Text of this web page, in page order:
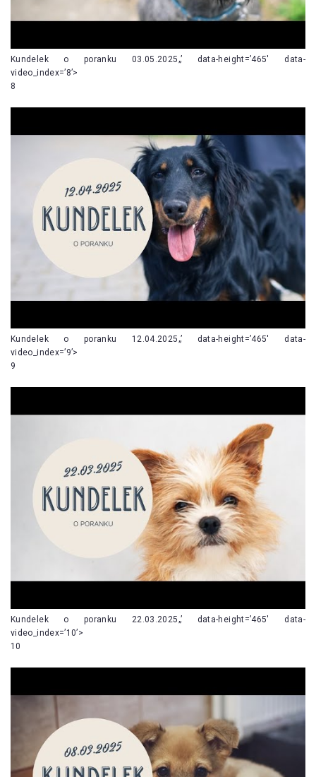
Kundelek o poranku 03.05.2025„’ data-height=’465′ data-
video_index=’8’>
8
Kundelek o poranku 12.04.2025„’ data-height=’465′ data-
video_index=’9’>
9
Kundelek o poranku 22.03.2025„’ data-height=’465′ data-
video_index=’10’>
10